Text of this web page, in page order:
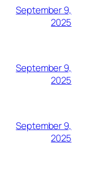
September 9,
2025
September 9,
2025
September 9,
2025